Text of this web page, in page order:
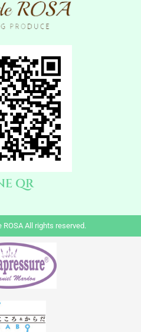
QR
All rights reserved.